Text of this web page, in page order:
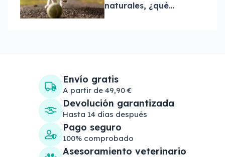
naturales, ¿qué
Envío gratis
A partir de 49,90 €
Devolución garantizada
Hasta 14 días después
Pago seguro
100% comprobado
Asesoramiento veterinario